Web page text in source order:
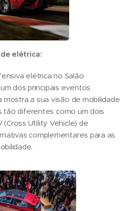
elétrica:
elétrica no Salão
dos principais eventos
mostra a sua visão de mobilidade
tão diferentes como um dois
(Cross Utility Vehicle) de
complementares para as